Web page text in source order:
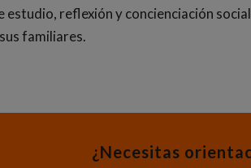
estudio, reflexión y concienciación
familiares.
¿Necesitas